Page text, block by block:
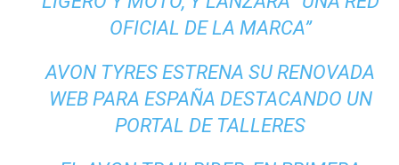
OFICIAL DE LA MARCA”
AVON TYRES ESTRENA SU RENOVADA
WEB PARA ESPAÑA DESTACANDO UN
PORTAL DE TALLERES